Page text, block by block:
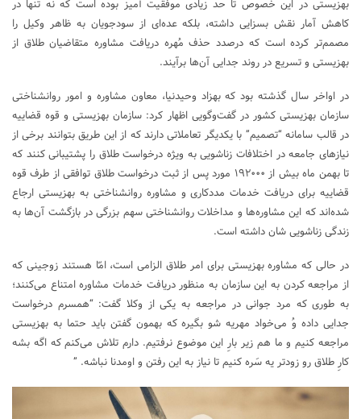
بهزیستی در این خصوص تا حد زیادی موفقیت آمیز بوده است که نه تنها در
کاهش آمار نقش بسزایی داشته، بلکه عده‌ای از سودجویان به ظاهر وکیل را
مصمم‌تر کرده است که درصدد حذف مُهره دریافت مشاوره متقاضیان طلاق از
بهزیستی و تسریع در روند جدایی آن‌ها برآیند.
در اواخر سال گذشته بود که بهزاد وحیدنیا، معاون مشاوره و امور روانشناختی
سازمان بهزیستی کشور در گفت‌وگویی اظهار کرد: سازمان بهزیستی و قوه قضاییه
در قالب سامانه “تصمیم” با یکدیگر تعاملاتی دارند که از این طریق بتوانند برخی از
نیاز‌های جامعه در اختلافات زناشویی به ویژه درخواست طلاق را پشتیبانی کنند که
تا بهمن ماه بیش از ۱۹۲۰۰۰ مورد پس از ثبت درخواست طلاق توافقی از طرف قوه
قضاییه برای دریافت خدمات مددکاری و مشاوره روانشناختی به بهزیستی ارجاع
شده‌اند که این مشاوره‌ها و مداخلات روانشناختی سهم بزرگی در بازگشت آن‌ها به
زندگی زناشویی شان داشته است.
در حالی که مشاوره بهزیستی برای امر طلاق الزامی است، امّا هستند زوجینی که
از مراجعه کردن به این سازمان به منظور دریافت خدمات مشاوره امتناع می‌کنند؛
به طوری که مرد جوانی در مراجعه به یکی از وکلا گفت: “همسرم درخواست
جدایی داده وُ می‌خواد مهریه شو بگیره که بهمون گفتن باید حتما به بهزیستی
مراجعه کنیم و ما هم زیر بارِ این موضوع نرفتیم. دارم تلاش می‌کنم که اگه بشه
کارِ طلاق رو زودتر یه سَره کنیم تا نیاز به این رفتن و اومدنا نباشه. ”